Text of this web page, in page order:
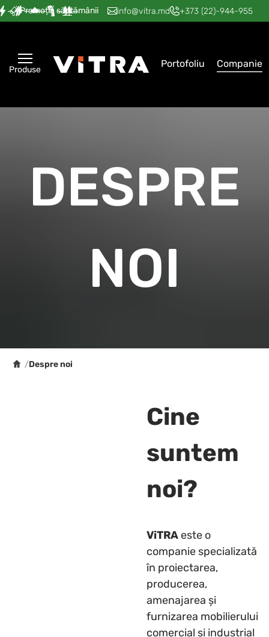
Promoția săptămânii
— — — — — info@vitra.md +373 (22)-944-955
Produse Portofoliu Companie
DESPRE
NOI
/Despre noi
Cine
suntem
noi?
ViTRAeste o
companie specializată
în proiectarea,
producerea,
amenajarea și
furnizarea mobilierului
comercial și industrial